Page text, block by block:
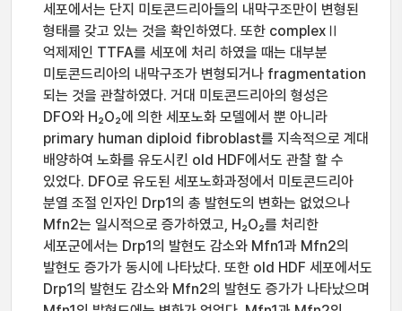
세포에서는 단지 미토콘드리아들의 내막구조만이 변형된
형태를 갖고 있는 것을 확인하였다. 또한 complexⅡ
억제제인 TTFA를 세포에 처리 하였을 때는 대부분
미토콘드리아의 내막구조가 변형되거나 fragmentation
되는 것을 관찰하였다. 거대 미토콘드리아의 형성은
DFO와 H₂O₂에 의한 세포노화 모델에서 뿐 아니라
primary human diploid fibroblast를 지속적으로 계대
배양하여 노화를 유도시킨 old HDF에서도 관찰 할 수
있었다. DFO로 유도된 세포노화과정에서 미토콘드리아
분열 조절 인자인 Drp1의 총 발현도의 변화는 없었으나
Mfn2는 일시적으로 증가하였고, H₂O₂를 처리한
세포군에서는 Drp1의 발현도 감소와 Mfn1과 Mfn2의
발현도 증가가 동시에 나타났다. 또한 old HDF 세포에서도
Drp1의 발현도 감소와 Mfn2의 발현도 증가가 나타났으며